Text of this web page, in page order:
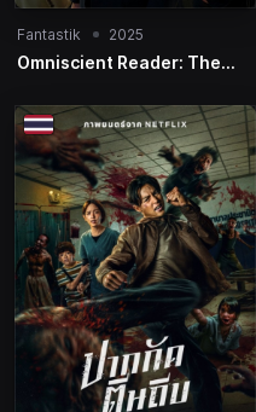
Fantastik 2025
Omniscient Reader: The